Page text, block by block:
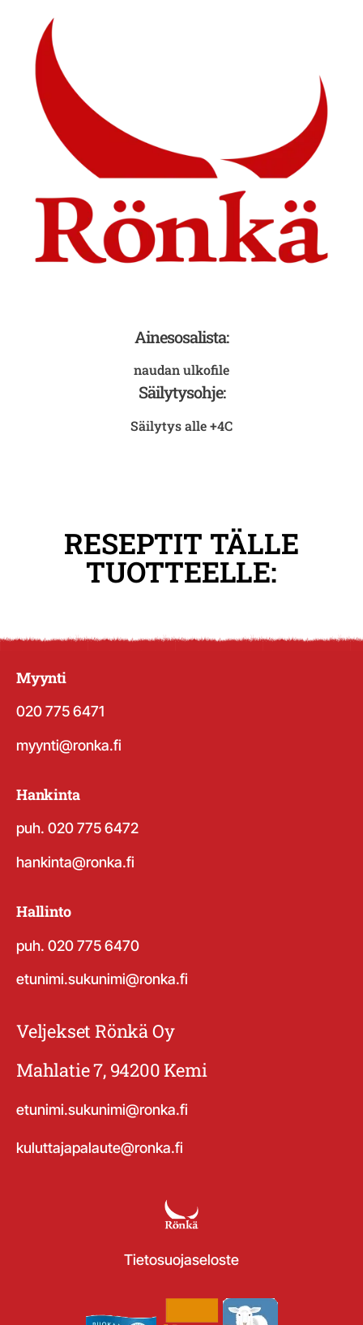
Ainesosalista:
naudan ulkofile
Säilytysohje:
Säilytys alle +4C
RESEPTIT TÄLLE
TUOTTEELLE:
Myynti
020 775 6471
myynti@ronka.fi
Hankinta
puh. 020 775 6472
hankinta@ronka.fi
Hallinto
puh. 020 775 6470
etunimi.sukunimi@ronka.fi
Veljekset Rönkä Oy
Mahlatie 7, 94200 Kemi
etunimi.sukunimi@ronka.fi
kuluttajapalaute@ronka.fi
Tietosuojaseloste